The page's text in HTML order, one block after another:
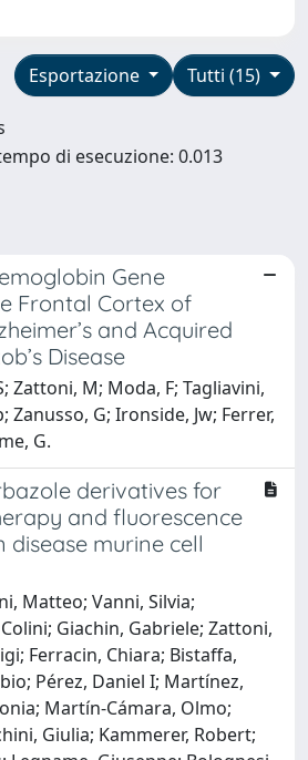
Tutti (15)
Esportazione
di esecuzione: 0.013
Gene
Frontal Cortex of
and Acquired
Disease
Zattoni, M; Moda, F; Tagliavini,
Zanusso, G; Ironside, Jw; Ferrer,
G.
derivatives for
and fluorescence
disease murine cell
Matteo; Vanni, Silvia;
Giachin, Gabriele; Zattoni,
Ferracin, Chiara; Bistaffa,
Pérez, Daniel I; Martínez,
Martín-Cámara, Olmo;
Giulia; Kammerer, Robert;